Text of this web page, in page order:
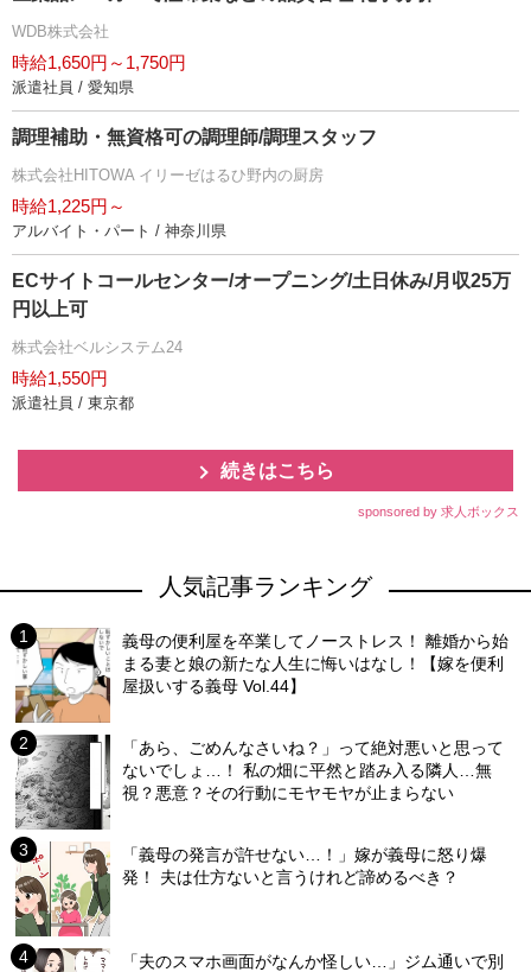
WDB株式会社
時給1,650円～1,750円
派遣社員 / 愛知県
調理補助・無資格可の調理師/調理スタッフ
株式会社HITOWA イリーゼはるひ野内の厨房
時給1,225円～
アルバイト・パート / 神奈川県
ECサイトコールセンター/オープニング/土日休み/月収25万
円以上可
株式会社ベルシステム24
時給1,550円
派遣社員 / 東京都
続きはこちら
sponsored by 求人ボックス
人気記事ランキング
義母の便利屋を卒業してノーストレス！ 離婚から始
まる妻と娘の新たな人生に悔いはなし！【嫁を便利
屋扱いする義母 Vol.44】
「あら、ごめんなさいね？」って絶対悪いと思って
ないでしょ…！ 私の畑に平然と踏み入る隣人…無
視？悪意？その行動にモヤモヤが止まらない
「義母の発言が許せない…！」嫁が義母に怒り爆
発！ 夫は仕方ないと言うけれど諦めるべき？
「夫のスマホ画面がなんか怪しい…」ジム通いで別